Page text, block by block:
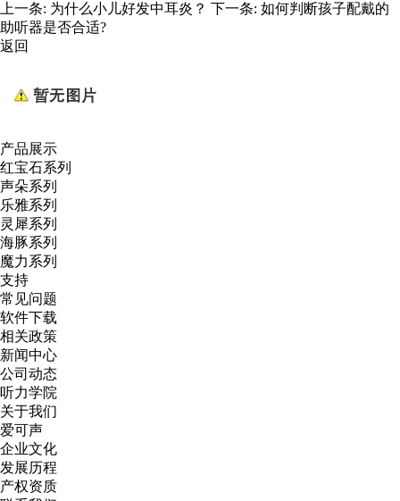
上一条: 为什么小儿好发中耳炎？ 下一条: 如何判断孩子配戴的
助听器是否合适?
返回
产品展示
红宝石系列
声朵系列
乐雅系列
灵犀系列
海豚系列
魔力系列
支持
常见问题
软件下载
相关政策
新闻中心
公司动态
听力学院
关于我们
爱可声
企业文化
发展历程
产权资质